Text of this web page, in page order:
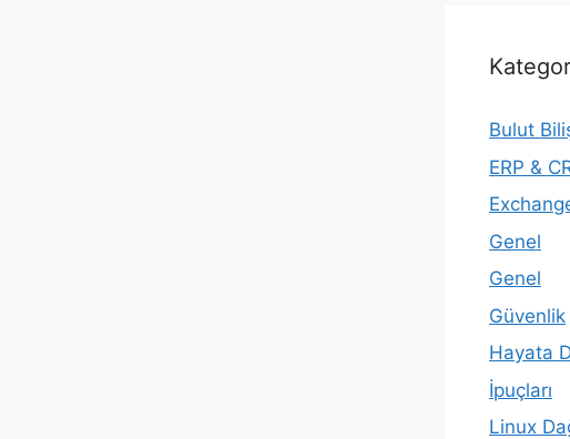
Bulut
ERP &
Genel
Genel
Güvenlik
Hayata
İpuçları
Linux